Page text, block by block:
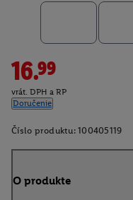
16.99
vrát. DPH a RP
Doručenie
Číslo produktu: 100405119
O produkte